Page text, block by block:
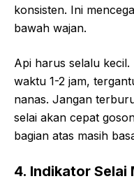
konsisten. Ini
bawah wajan.
Api harus selalu
waktu 1-2 jam,
nanas. Jangan
selai akan cepat
bagian atas masih
4. Indikator Selai